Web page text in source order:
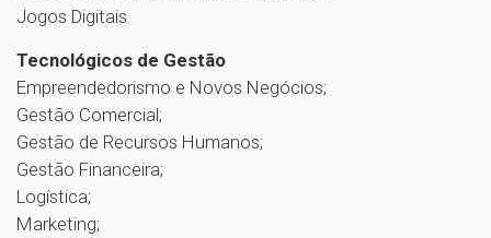
Jogos Digitais
Tecnológicos de Gestão
Empreendedorismo e Novos Negócios;
Gestão Comercial;
Gestão de Recursos Humanos;
Gestão Financeira;
Logística;
Marketing;